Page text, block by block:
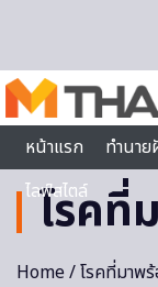
หน้าแรก
ทำนา
ไลฟ์สไตล์
โรคที่
Home/ โรคที่มาพ